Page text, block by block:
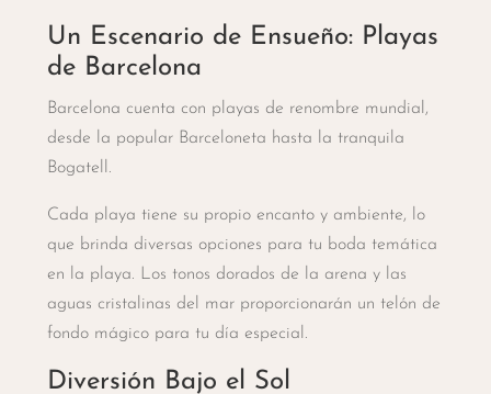
Un Escenario de Ensueño: Playas
de Barcelona
Barcelona cuenta con playas de renombre mundial,
desde la popular Barceloneta hasta la tranquila
Bogatell.
Cada playa tiene su propio encanto y ambiente, lo
que brinda diversas opciones para tu boda temática
en la playa. Los tonos dorados de la arena y las
aguas cristalinas del mar proporcionarán un telón de
fondo mágico para tu día especial.
Diversión Bajo el Sol